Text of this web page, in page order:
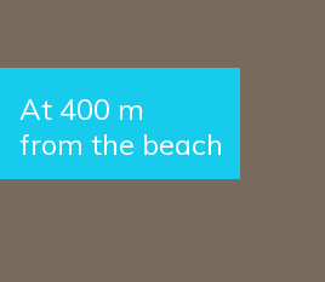
At 400 m
from the beach